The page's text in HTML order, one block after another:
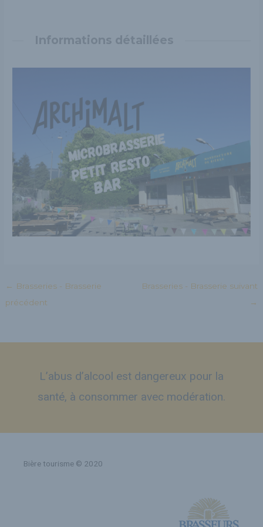
Informations détaillées
← Brasseries - Brasserie
précédent
Brasseries - Brasserie suivant
→
L’abus d’alcool est dangereux pour la
santé, à consommer avec modération.
Bière tourisme © 2020